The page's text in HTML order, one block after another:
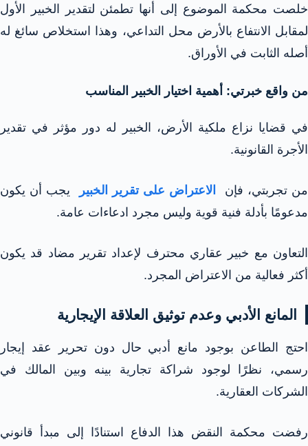
خلصت محكمة الموضوع إلى أنها تطمئن لتقدير الخبير الأول
لمقابل الانتفاع بالأرض محل التداعي، وهذا استخلاص سائغ له
أصله الثابت في الأوراق.
من واقع خبرتي: أهمية اختيار الخبير المناسب
في قضايا نزاع ملكية الأرض، الخبير له دور مؤثر في تقدير
الأجرة القانونية.
من تجربتي، فإن الاعتراض على تقرير الخبير
يجب أن يكون
مدعومًا بأدلة فنية قوية وليس مجرد ادعاءات عامة.
التعاون مع خبير عقاري محترف لإعداد تقرير مضاد قد يكون
أكثر فعالية من الاعتراض المجرد.
المانع الأدبي وعدم توثيق العلاقة الإيجارية
احتج الطاعن بوجود مانع أدبي حال دون تحرير عقد إيجار
رسمي، نظرًا لوجود شراكة تجارية بينه وبين المالك في
الشركات العقارية.
رفضت محكمة النقض هذا الدفاع استنادًا إلى مبدأ قانوني